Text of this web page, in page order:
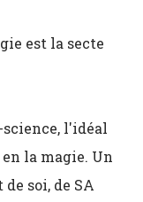
est la secte
l'idéal
la magie. Un
soi, de SA